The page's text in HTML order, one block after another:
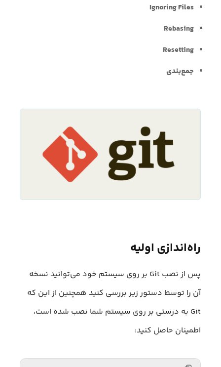
Ignoring Files
Rebasing
Resetting
جمع‌بندی
راه‌اندازی اولیه
پس از نصب Git بر روی سیستم خود می‌توانید نسخه
آن را توسط دستور زیر بررسی کنید همچنین از این که
Git به درستی بر روی سیستم شما نصب شده است،
اطمینان حاصل کنید: